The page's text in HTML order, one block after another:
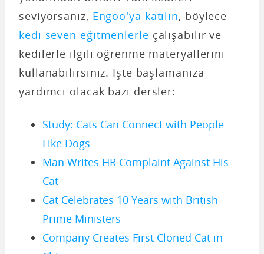
seviyorsanız, Engoo'ya katılın, böylece
kedi seven eğitmenlerle çalışabilir ve
kedilerle ilgili öğrenme materyallerini
kullanabilirsiniz. İşte başlamanıza
yardımcı olacak bazı dersler:
Study: Cats Can Connect with People
Like Dogs
Man Writes HR Complaint Against His
Cat
Cat Celebrates 10 Years with British
Prime Ministers
Company Creates First Cloned Cat in